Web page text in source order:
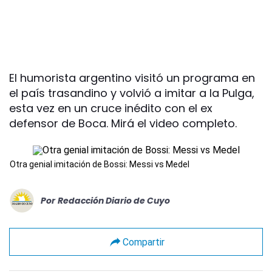
El humorista argentino visitó un programa en
el país trasandino y volvió a imitar a la Pulga,
esta vez en un cruce inédito con el ex
defensor de Boca. Mirá el video completo.
Otra genial imitación de Bossi: Messi vs Medel
Por Redacción Diario de Cuyo
Compartir